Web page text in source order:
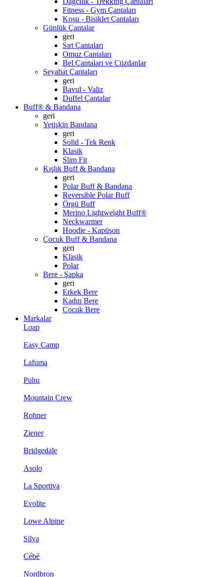
Fitness - Gym Çantaları
Koşu - Bisiklet Çantaları
Günlük Çantalar
geri
Sırt Çantaları
Omuz Çantaları
Bel Çantaları ve Cüzdanlar
Seyahat Çantaları
geri
Bavul - Valiz
Duffel Çantalar
Buff® & Bandana
geri
Yetişkin Bandana
geri
Solid - Tek Renk
Klasik
Slim Fit
Kışlık Buff & Bandana
geri
Polar Buff & Bandana
Reversible Polar Buff
Örgü Buff
Merino Lightweight Buff®
Neckwarmer
Hoodie - Kapüşon
Çocuk Buff & Bandana
geri
Klasik
Polar
Bere - Şapka
geri
Erkek Bere
Kadın Bere
Çocuk Bere
Markalar
Loap
Easy Camp
Lafuma
Puhu
Mountain Crew
Rohner
Ziener
Bridgedale
Asolo
La Sportiva
Evolite
Lowe Alpine
Silva
Cébé
Nordbron